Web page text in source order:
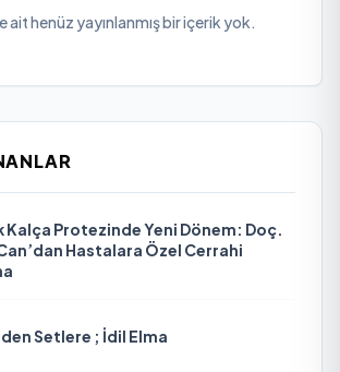
ait henüz yayınlanmış bir içerik yok.
Kalça Protezinde Yeni Dönem: Doç.
Hastalara Özel Cerrahi
Setlere ; İdil Elma